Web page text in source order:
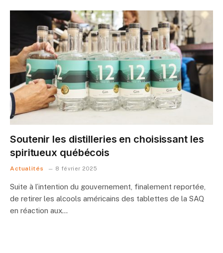
Soutenir les distilleries en choisissant les
spiritueux québécois
Actualités 8 février 2025
Suite à l’intention du gouvernement, finalement reportée,
de retirer les alcools américains des tablettes de la SAQ
en réaction aux…